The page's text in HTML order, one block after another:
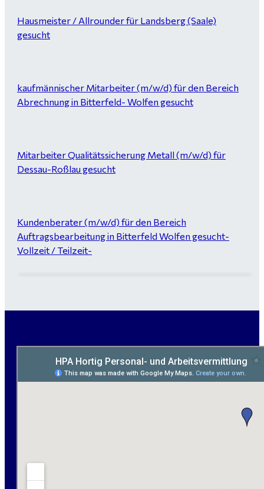
Hausmeister / Allrounder für Landsberg (Saale)
gesucht
kaufmännischer Mitarbeiter (m/w/d) für den Bereich
Abrechnung in Bitterfeld- Wolfen gesucht
Mitarbeiter Qualitätssicherung Metall (m/w/d) für
Dessau-Roßlau gesucht
Kundenberater (m/w/d) für den Bereich
Auftragsbearbeitung in Bitterfeld Wolfen gesucht-
Vollzeit / Teilzeit-
Maurer / Putzer (m/w/d) Bitterfeld-Wolfen gesucht -
ab 3.500 € (keine Montage)